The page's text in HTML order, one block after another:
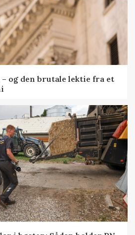
og den brutale lektie fra et